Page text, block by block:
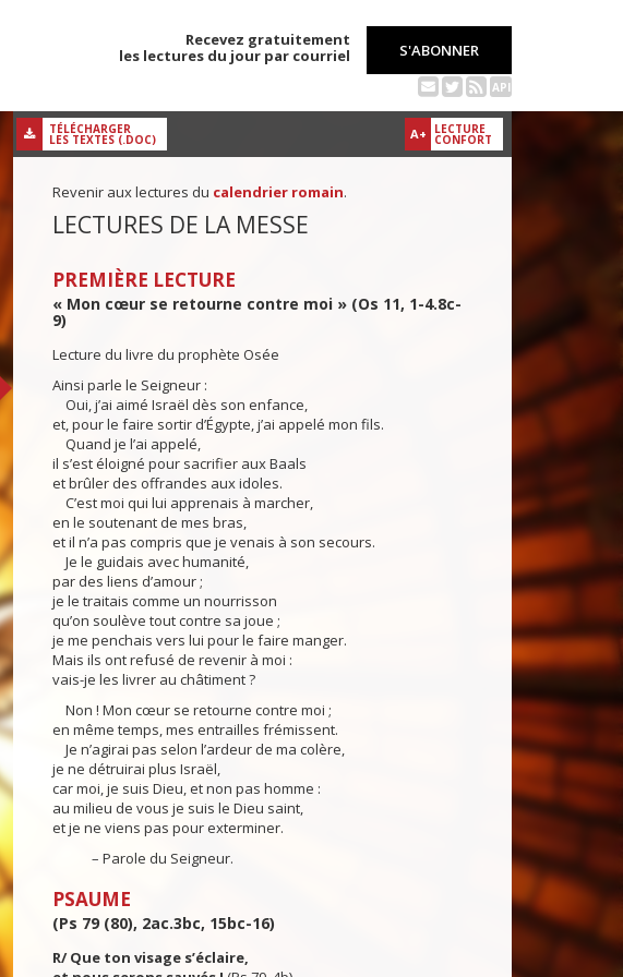
Recevez gratuitement
les lectures du jour par courriel
S'ABONNER
API
A+ LECTURE
CONFORT
TÉLÉCHARGER
LES TEXTES (.DOC)
Revenir aux lectures du calendrier romain.
LECTURES DE LA MESSE
PREMIÈRE LECTURE
« Mon cœur se retourne contre moi » (Os 11, 1-4.8c-
9)
Lecture du livre du prophète Osée
Ainsi parle le Seigneur :
Oui, j’ai aimé Israël dès son enfance,
et, pour le faire sortir d’Égypte, j’ai appelé mon fils.
Quand je l’ai appelé,
il s’est éloigné pour sacrifier aux Baals
et brûler des offrandes aux idoles.
C’est moi qui lui apprenais à marcher,
en le soutenant de mes bras,
et il n’a pas compris que je venais à son secours.
Je le guidais avec humanité,
par des liens d’amour ;
je le traitais comme un nourrisson
qu’on soulève tout contre sa joue ;
je me penchais vers lui pour le faire manger.
Mais ils ont refusé de revenir à moi :
vais-je les livrer au châtiment ?
Non ! Mon cœur se retourne contre moi ;
en même temps, mes entrailles frémissent.
Je n’agirai pas selon l’ardeur de ma colère,
je ne détruirai plus Israël,
car moi, je suis Dieu, et non pas homme :
au milieu de vous je suis le Dieu saint,
et je ne viens pas pour exterminer.
– Parole du Seigneur.
PSAUME
(Ps 79 (80), 2ac.3bc, 15bc-16)
R/ Que ton visage s’éclaire,